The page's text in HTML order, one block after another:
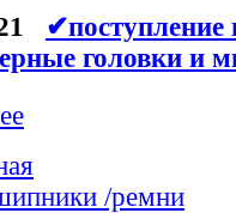
✔поступление
головки и
/ремни